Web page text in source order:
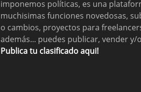
imponemos políticas, es una
muchisimas funciones novedosas,
o cambios, proyectos para
además... puedes publicar, vender y/
Publica tu clasificado aqui!